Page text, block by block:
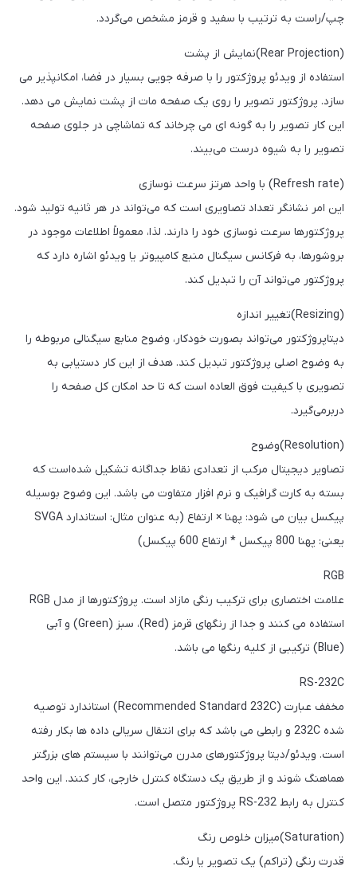
چپ/راست به ترتیب با سفید و قرمز مشخص می‌گردد.
(Rear Projection)نمایش از پشت
استفاده از ویدئو پروژکتور را با صرفه جویی بسیار در فضا، امکانپذیر می
سازد. پروژکتور تصویر را روی یک صفحه مات از پشت نمایش می دهد.
این کار تصویر را به گونه ای می چرخاند که تماشاچی در جلوی صفحه
تصویر را به شیوه درست می‌بیند.
(Refresh rate) با واحد هرتز سرعت نوسازی
این امر نشانگر تعداد تصاویری است که می‌تواند در هر ثانیه تولید شود.
پروژکتورها سرعت نوسازی خود را دارند. لذا، معمولاً اطلاعات موجود در
بروشورها، به فرکانس سیگنال منبع کامپیوتر یا ویدئو اشاره دارد که
پروژکتور می‌تواند آن را تبدیل کند.
(Resizing)تغییر اندازه
دیتاپروژکتور می‌تواند بصورت خودکار، وضوح منابع سیگنالی مربوطه را
به وضوح اصلی پروژکتور تبدیل کند. هدف از این کار دستیابی به
تصویری با کیفیت فوق العاده است که تا حد امکان کل صفحه را
دربرمی‌گیرد.
(Resolution)وضوح
تصاویر دیجیتال مرکب از تعدادی نقاط جداگانه تشکیل شده‌است که
بسته به کارت گرافیک و نرم افزار متفاوت می باشد. این وضوح بوسیله
پیکسل بیان می شود: پهنا × ارتفاع (به عنوان مثال: استاندارد SVGA
یعنی: پهنا 800 پیکسل * ارتفاع 600 پیکسل)
RGB
علامت اختصاری برای ترکیب رنگی مازاد است. پروژکتورها از مدل RGB
استفاده می کنند و جدا از رنگهای قرمز (Red)، سبز (Green) و آبی
(Blue) ترکیبی از کلیه رنگها می باشد.
RS-232C
مخفف عبارت (Recommended Standard 232C) استاندارد توصیه
شده 232C و رابطی می باشد که برای انتقال سریالی داده ها بکار رفته
است. ویدئو/دیتا پروژکتورهای مدرن می‌توانند با سیستم های بزرگتر
هماهنگ شوند و از طریق یک دستگاه کنترل خارجی، کار کنند. این واحد
کنترل به رابط RS-232 پروژکتور متصل است.
(Saturation)میزان خلوص رنگ
قدرت رنگی (تراکم) یک تصویر یا رنگ.